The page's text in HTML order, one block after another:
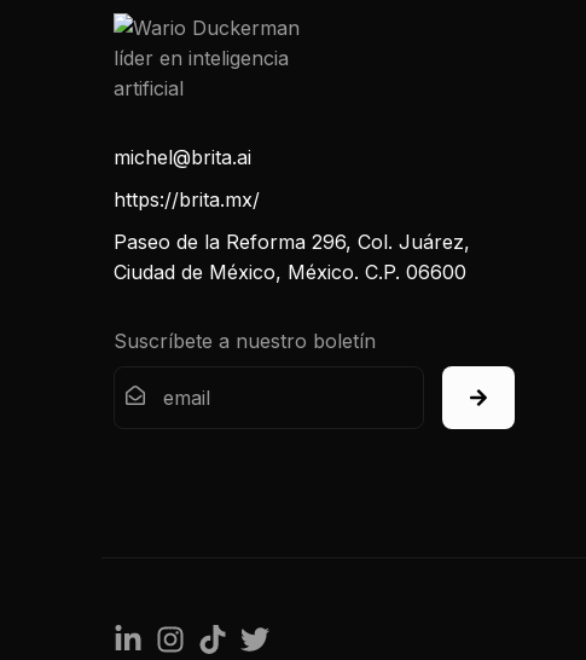
michel@brita.ai
https://brita.mx/
Paseo de la Reforma 296, Col. Juárez,
Ciudad de México, México. C.P. 06600
Suscríbete a nuestro boletín